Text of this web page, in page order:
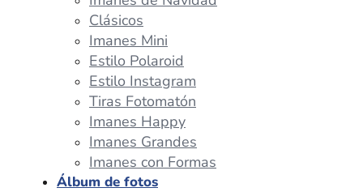
Clásicos
Imanes Mini
Estilo Polaroid
Estilo Instagram
Tiras Fotomatón
Imanes Happy
Imanes Grandes
Imanes con Formas
Álbum de fotos